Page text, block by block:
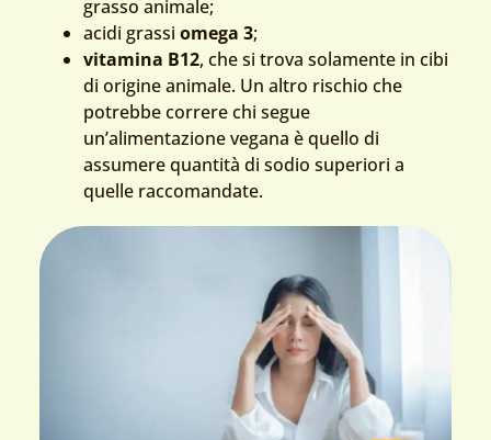
grasso animale;
acidi grassi omega 3;
vitamina B12, che si trova solamente in cibi
di origine animale. Un altro rischio che
potrebbe correre chi segue
un’alimentazione vegana è quello di
assumere quantità di sodio superiori a
quelle raccomandate.